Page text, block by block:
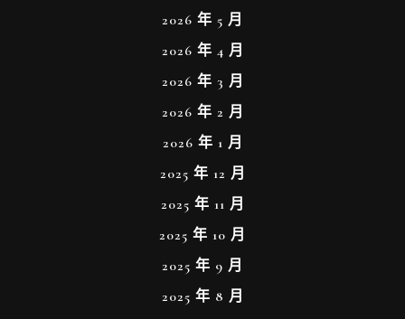
2026 年 5 月
2026 年 4 月
2026 年 3 月
2026 年 2 月
2026 年 1 月
2025 年 12 月
2025 年 11 月
2025 年 10 月
2025 年 9 月
2025 年 8 月